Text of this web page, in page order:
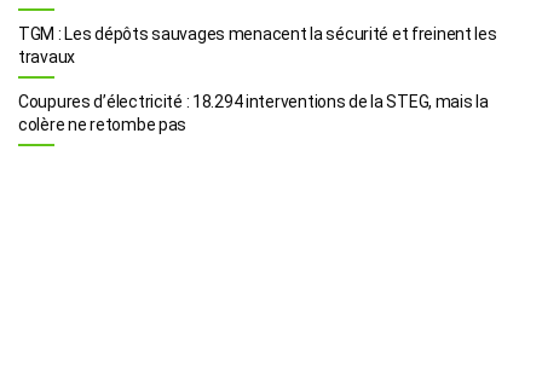
TGM : Les dépôts sauvages menacent la sécurité et freinent les
travaux
Coupures d’électricité : 18.294 interventions de la STEG, mais la
colère ne retombe pas